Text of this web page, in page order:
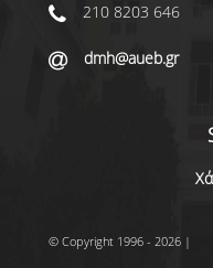
210 8203 646
dmh@aueb.gr
© Copyright 1996 - 2026 |